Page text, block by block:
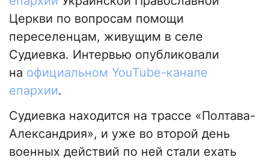
Церкви по вопросам помощи
переселенцам, живущим в селе
Судиевка. Интервью опубликовали
на официальном YouTube-канале
епархии.
Судиевка находится на трассе «Полтава-
Александрия», и уже во второй день
военных действий по ней стали ехать